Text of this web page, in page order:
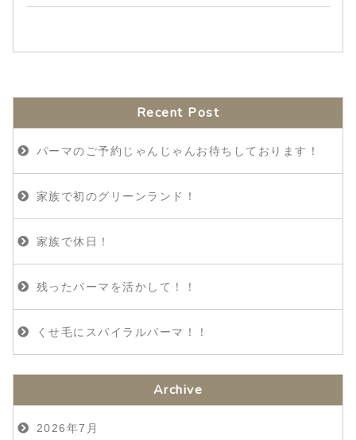
Recent Post
パーマのご予約じゃんじゃんお待ちしております！
家族で初のグリーンランド！
家族で休日！
残ったパーマを活かして！！
くせ毛にスパイラルパーマ！！
Archive
2026年7月